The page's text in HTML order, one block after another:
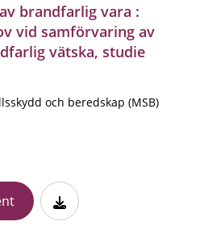
brandfarlig vara :
vid samförvaring av
vätska, studie
och beredskap (MSB)